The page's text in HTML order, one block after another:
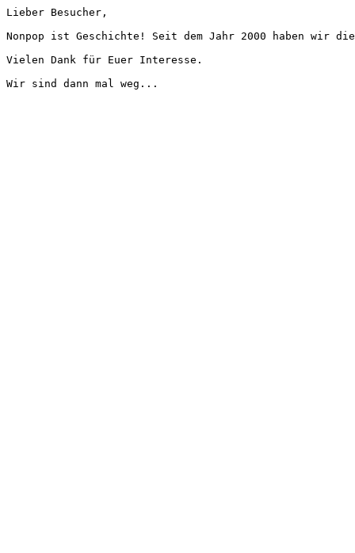
Lieber Besucher,
Nonpop ist Geschichte! Seit dem Jahr 2000 haben wir
Vielen Dank für Euer Interesse.
Wir sind dann mal weg...